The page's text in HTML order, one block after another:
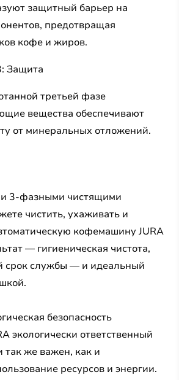
защитный барьер на
предотвращая
кофе и жиров.
Защита
третьей фазе
вещества обеспечивают
от минеральных отложений.
3-фазными чистящими
чистить, ухаживать и
кофемашину JURA
— гигиеническая чистота,
срок службы — и идеальный
безопасность
экологически ответственный
так же важен, как и
ресурсов и энергии.